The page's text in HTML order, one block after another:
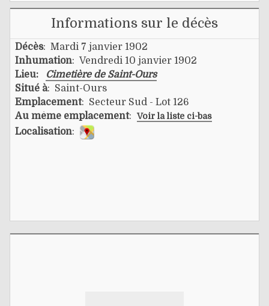
Informations sur le décès
Décès: Mardi 7 janvier 1902
Inhumation: Vendredi 10 janvier 1902
Lieu:
Cimetière de Saint-Ours
Situé à: Saint-Ours
Emplacement: Secteur Sud - Lot 126
Au même emplacement: Voir la liste ci-bas
Localisation: